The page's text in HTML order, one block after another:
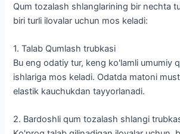
Qum tozalash shlanglarining bir nechta
biri turli ilovalar uchun mos keladi:
1. Talab Qumlash trubkasi
Bu eng odatiy tur, keng ko'lamli umumiy
ishlariga mos keladi. Odatda matoni
elastik kauchukdan tayyorlanadi.
2. Bardoshli qum tozalash shlangi